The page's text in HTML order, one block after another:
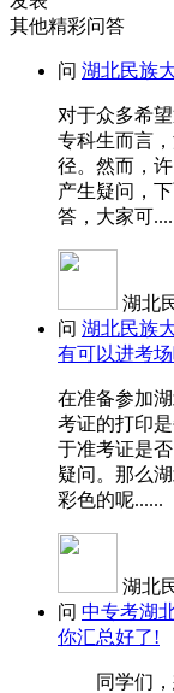
其他精彩问答
问 湖北民族
对于众多希
专科生而言
径。然而，
产生疑问，
答，大家可
湖北
问 湖北民族
有可以进考场
在准备参加
考证的打印
于准考证是
疑问。那么
彩色的呢......
湖北
问 中专考湖
你汇总好了!
同学们，